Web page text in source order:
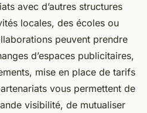
avec d’autres structures
locales, des écoles ou
peuvent prendre
d’espaces publicitaires,
mise en place de tarifs
vous permettent de
visibilité, de mutualiser